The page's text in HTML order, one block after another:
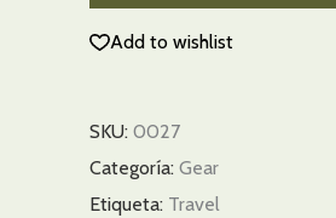
Add to wishlist
SKU: 0027
Categoría: Gear
Etiqueta: Travel